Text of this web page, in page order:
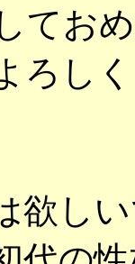
てお
ろし
欲し